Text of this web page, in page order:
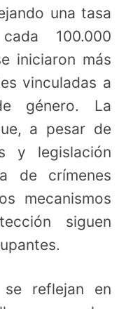
una tasa
100.000
iniciaron más
vinculadas a
género. La
a pesar de
y legislación
de crímenes
mecanismos
siguen
reflejan en